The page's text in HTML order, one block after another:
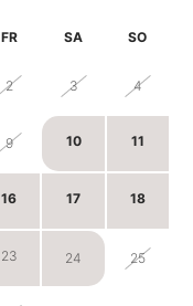
FR SA SO
2 3 4
9 10 11
16 17 18
23 24 25